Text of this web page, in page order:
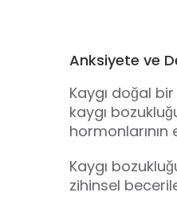
Anksiyete ve
Kaygı doğal
kaygı
Kaygı
zihinsel